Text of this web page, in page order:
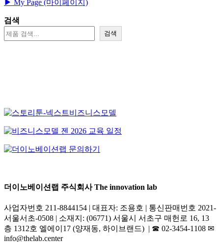
▶︎ My Page (마이페이지)
검색
검색
더이노베이션랩 주식회사 The innovation lab
사업자번호 211-8844154 | 대표자: 조용호 | 통신판매번호 2021-
서울서초-0508 | 소재지: (06771) 서울시 서초구 매헌로 16, 13
층 1312호 엘에이17 (양재동, 하이브랜드) | ☎︎ 02-3454-1108 ✉︎
info@thelab.center